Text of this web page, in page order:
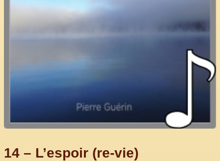
14 – L’espoir (re-vie)